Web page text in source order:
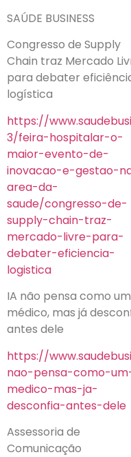
SAÚDE BUSINESS
Congresso de Supply
Chain traz Mercado
para debater
logística
https://
3/feira-hospitalar-o-
maior-evento-de-
inovacao-e-gestao-
area-da-
saude/congresso-de-
supply-chain-traz-
mercado-livre-para-
debater-eficiencia-
logistica
IA não pensa como um
médico, mas já
antes dele
https://
nao-pensa-como-
medico-mas-ja-
desconfia-antes-dele
Assessoria de
Comunicação